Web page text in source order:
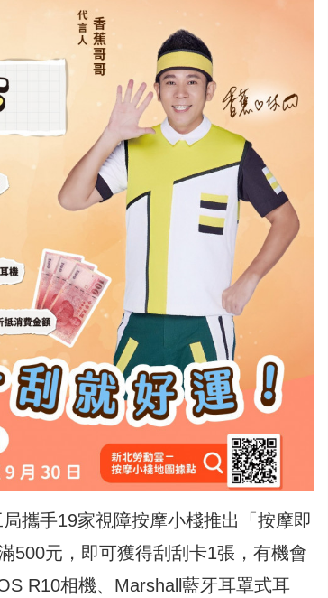
攜手19家視障按摩小棧推出「按摩即
500元，即可獲得刮刮卡1張，有機會
R10相機、Marshall藍牙耳罩式耳